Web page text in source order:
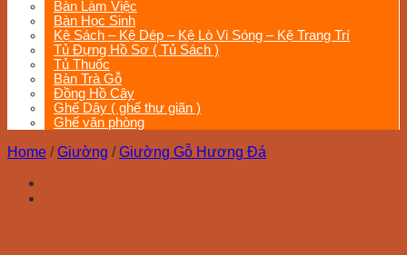
Bàn Làm Việc
Bàn Học Sinh
Kệ Sách – Kệ Dép – Kệ Lò Vi Sóng – Kệ Trang Trí
Tủ Đựng Hồ Sơ ( Tủ Sách )
Tủ Thuốc
Bàn Trà Gỗ
Đồng Hồ Cây
Ghế Dây ( ghế thư giãn )
Ghế văn phòng
Home / Giường / Giường Gỗ Hương Đá